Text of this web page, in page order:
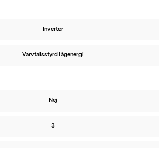
Inverter
Varvtalsstyrd lågenergi
Nej
3